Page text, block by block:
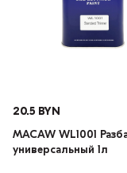
20.5 BYN
MACAW WL1001
универсальный 1л